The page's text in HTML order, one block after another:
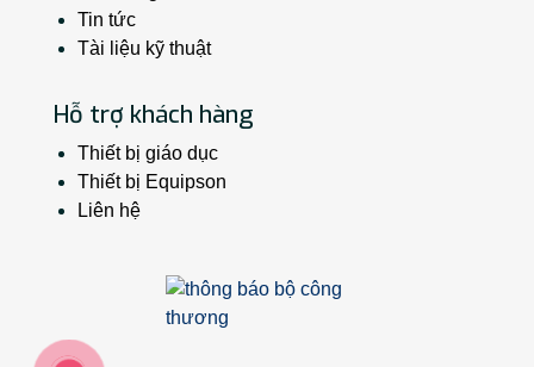
Tin tức
Tài liệu kỹ thuật
Hỗ trợ khách hàng
Thiết bị giáo dục
Thiết bị Equipson
Liên hệ